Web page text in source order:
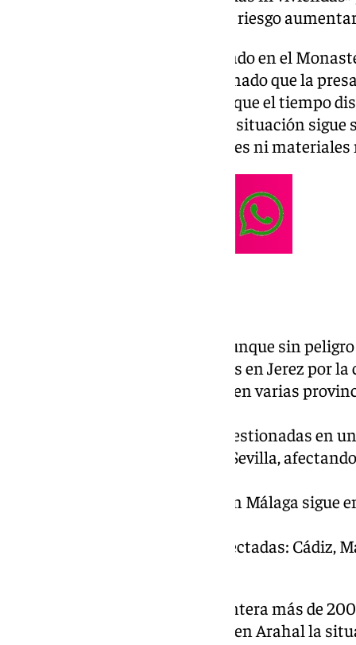
mucho más intensa para que el riesgo
Desde el puesto de mando ubicado en el
Frontera (Cádiz), Sanz ha informado que la
mantiene niveles elevados, aunque el tiempo
preventivas ha aumentado. «La situación sigue
han registrado incidencias graves ni
Nivel rojo en Arahal, aunque sin
Más de 200 desalojados en Jerez por
14 carreteras cortadas en varias
Casi 300 incidencias gestionadas en
Cortes ferroviarios en Sevilla,
La presa de Casasola en Málaga sigue
Las provincias más afectadas: Cádiz,
Mientras que en Jerez de la Frontera más de
por la crecida del río Guadalete, en Arahal la